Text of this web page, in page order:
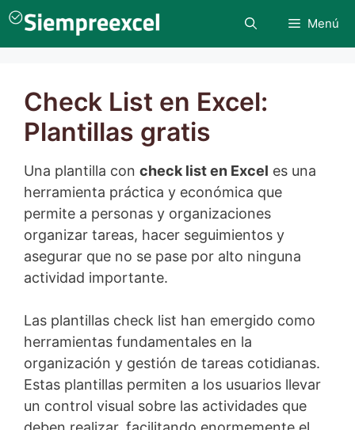
Saltar
contenido
Menú
Check List en Excel:
Plantillas gratis
Una plantilla con check list en Excel es una
herramienta práctica y económica que
permite a personas y organizaciones
organizar tareas, hacer seguimientos y
asegurar que no se pase por alto ninguna
actividad importante.
Las plantillas check list han emergido como
herramientas fundamentales en la
organización y gestión de tareas cotidianas.
Estas plantillas permiten a los usuarios llevar
un control visual sobre las actividades que